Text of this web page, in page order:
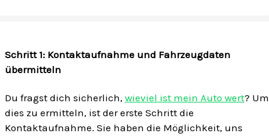
Schritt 1: Kontaktaufnahme und Fahrzeugdaten
übermitteln
Du fragst dich sicherlich, wieviel ist mein Auto wert? Um
dies zu ermitteln, ist der erste Schritt die
Kontaktaufnahme. Sie haben die Möglichkeit, uns